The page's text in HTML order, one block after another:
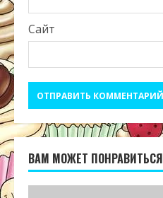
Сайт
ВАМ МОЖЕТ ПОНРАВИТЬСЯ